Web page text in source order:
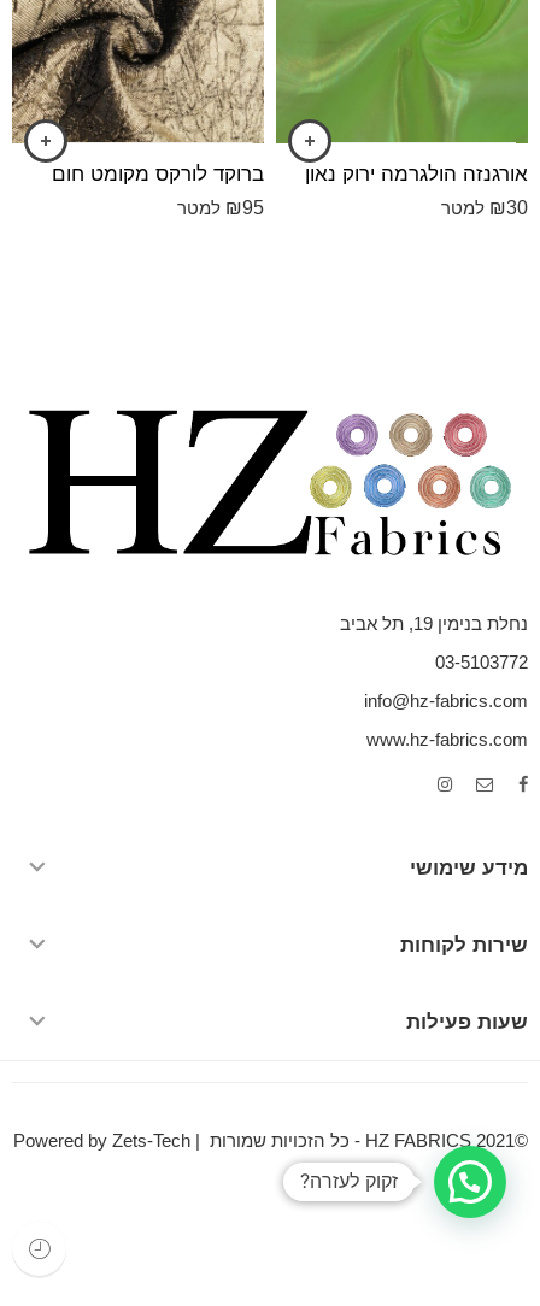
אורגנזה הולגרמה ירוק נאון
₪30 למטר
ברוקד לורקס מקומט חום
₪95 למטר
נחלת בנימין 19, תל אביב
03-5103772
info@hz-fabrics.com
www.hz-fabrics.com
מידע שימושי
שירות לקוחות
שעות פעילות
©HZ FABRICS 2021 - כל הזכויות שמורות | Powered by Zets-Tech
זקוק לעזרה?